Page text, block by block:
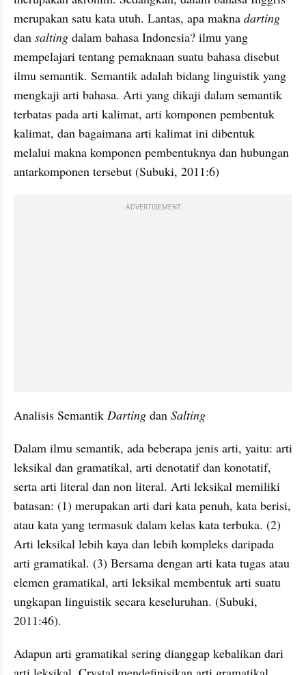
merupakan satu kata utuh. Lantas, apa makna darting
dan salting dalam bahasa Indonesia? ilmu yang
mempelajari tentang pemaknaan suatu bahasa disebut
ilmu semantik. Semantik adalah bidang linguistik yang
mengkaji arti bahasa. Arti yang dikaji dalam semantik
terbatas pada arti kalimat, arti komponen pembentuk
kalimat, dan bagaimana arti kalimat ini dibentuk
melalui makna komponen pembentuknya
antarkomponen tersebut (Subuki, 2011:6)
ADVERTISEMENT
Analisis Semantik Darting dan Salting
Dalam ilmu semantik
leksikal dan gramatikal, arti denotatif dan konotatif,
serta arti literal dan non literal. Arti leksikal memiliki
batasan: (1) merupakan arti dari kata penuh, kata berisi,
atau kata yang termasuk dalam kelas kata terbuka. (2)
Arti leksikal lebih kaya dan lebih kompleks daripada
arti gramatikal. (3) Bersama dengan arti kata tugas atau
elemen gramatikal, arti leksikal membentuk arti suatu
ungkapan linguistik secara keseluruhan. (Subuki,
2011:46).
Adapun arti gramatikal sering dianggap kebalikan dari